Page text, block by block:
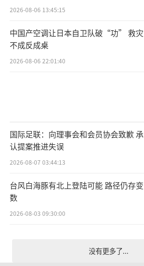
2026-08-06 13:45:15
中国产空调让日本自卫队破“功” 救灾
不成反成桌
2026-08-06 22:01:40
国际足联：向理事会和会员协会致歉 承
认提案推进失误
2026-08-07 03:44:13
台风白海豚有北上登陆可能 路径仍存变
数
2026-08-03 09:30:00
没有更多了...